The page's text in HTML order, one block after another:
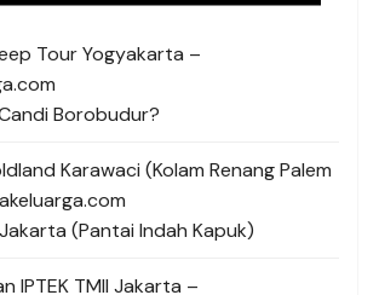
Tour Yogyakarta –
Borobudur?
Karawaci (Kolam Renang Palem
(Pantai Indah Kapuk)
IPTEK TMII Jakarta –